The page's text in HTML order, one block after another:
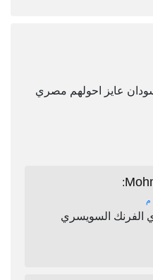
عايز احولهم مصري
:
السويسري